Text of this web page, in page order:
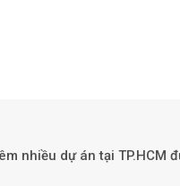
nhiều dự án tại TP.HCM